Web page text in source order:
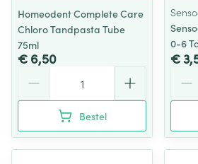
Homeodent Complete Care
Chloro Tandpasta Tube
75ml
€ 6,50
Bestel
0-6
€